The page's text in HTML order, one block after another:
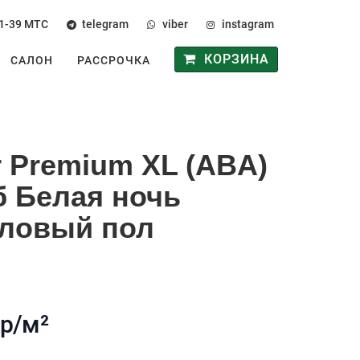
39 МТС telegram viber instagram
САЛОН РАССРОЧКА КОРЗИНА
XL (ABA)
Белая ночь
пол
м²